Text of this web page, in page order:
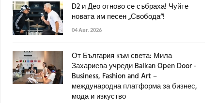
D2 и Део отново се събраха! Чуйте
новата им песен „Свобода“!
04 Авг. 2026
От България към света: Мила
Захариева учреди Balkan Open Door -
Business, Fashion and Art –
международна платформа за бизнес,
мода и изкуство